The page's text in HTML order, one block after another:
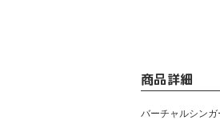
商品詳細
バーチャルシンガ